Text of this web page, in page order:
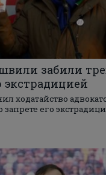
забили
экстрадицией
ходатайство
запрете его